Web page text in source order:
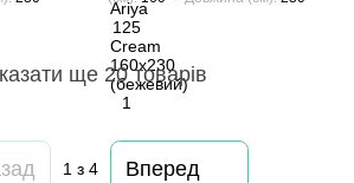
ще 20 товарів
1 з 4 Вперед